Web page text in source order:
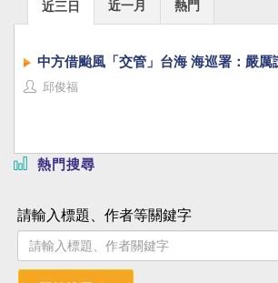
近三日 近一月 熱門
中方借颱風「交管」台海 海巡署：嚴厲
邱俊福
熱門搜尋
請輸入標題、作者等關鍵字